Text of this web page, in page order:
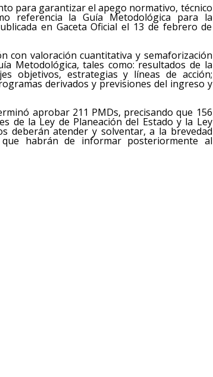
para garantizar el apego normativo, técnico
referencia la Guía Metodológica para la
en Gaceta Oficial el 13 de febrero de
con valoración cuantitativa y semaforización
Metodológica, tales como: resultados de la
objetivos, estrategias y líneas de acción;
derivados y previsiones del ingreso y
aprobar 211 PMDs, precisando que 156
de la Ley de Planeación del Estado y la Ley
deberán atender y solventar, a la brevedad
habrán de informar posteriormente al